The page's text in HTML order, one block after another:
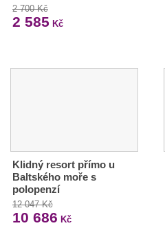
2 700 Kč
2 585 Kč
Klidný resort přímo u
Baltského moře s
polopenzí
12 047 Kč
10 686 Kč